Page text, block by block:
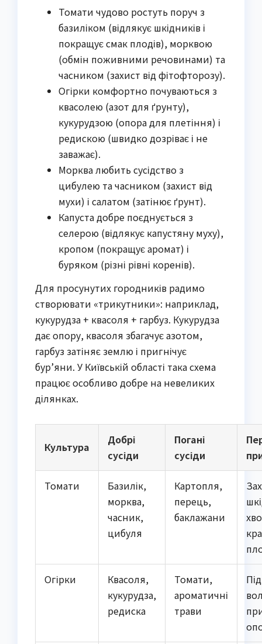
Томати чудово ростуть поруч з
базиліком (відлякує шкідників і
покращує смак плодів), морквою
(обмін поживними речовинами) та
часником (захист від фітофторозу).
Огірки комфортно почуваються з
квасолею (азот для ґрунту),
кукурудзою (опора для плетіння) і
редискою (швидко дозріває і не
заважає).
Морква любить сусідство з
цибулею та часником (захист від
мухи) і салатом (затінює ґрунт).
Капуста добре поєднується з
селерою (відлякує капустяну муху),
кропом (покращує аромат) і
буряком (різні рівні коренів).
Для просунутих городників радимо
створювати «трикутники»: наприклад,
кукурудза + квасоля + гарбуз. Кукурудза
дає опору, квасоля збагачує азотом,
гарбуз затіняє землю і пригнічує
бур’яни. У Київській області така схема
працює особливо добре на невеликих
ділянках.
Культура
Добрі
сусіди
Погані
сусіди
Томати
Базилік,
морква,
часник,
цибуля
Картопля,
перець,
баклажани
Огірки
Квасоля,
кукурудза,
редиска
Томати,
ароматичні
трави